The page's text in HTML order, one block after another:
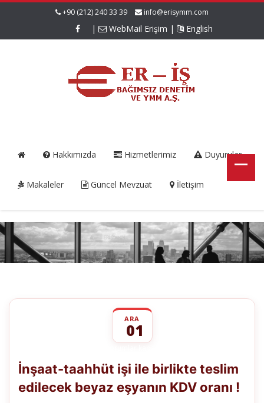
+90 (212) 240 33 39 info@erisymm.com
| WebMail Erişim | English
Hakkımızda Hizmetlerimiz Duyurular
Makaleler Güncel Mevzuat İletişim
ARA
01
işi
ile
birlikte
teslim
İnşaat-taahhüt işi ile birlikte teslim
edilecek beyaz eşyanın KDV oranı !